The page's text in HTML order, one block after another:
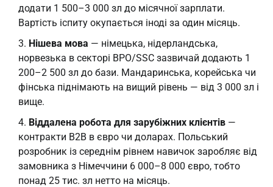
додати 1 500–3 000 зл до місячної зарплати.
Вартість іспиту окупається іноді за один місяць.
Нішева мова — німецька, нідерландська,
норвезька в секторі BPO/SSC зазвичай додають 1
200–2 500 зл до бази. Мандаринська, корейська чи
фінська піднімають на вищий рівень — від 3 000 зл і
вище.
Віддалена робота для зарубіжних клієнтів —
контракти B2B в євро чи доларах. Польський
розробник із середнім рівнем навичок заробляє від
замовника з Німеччини 6 000–8 000 євро, тобто
понад 25 тис. зл нетто на місяць.